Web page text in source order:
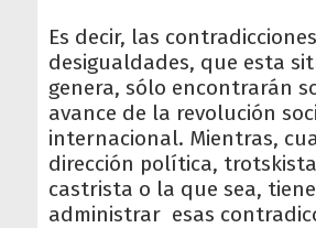
Es decir, las
desigualdades, que esta
genera, sólo encontrarán
avance de la revolución
internacional. Mientras,
dirección política,
castrista o la que sea,
administrar esas